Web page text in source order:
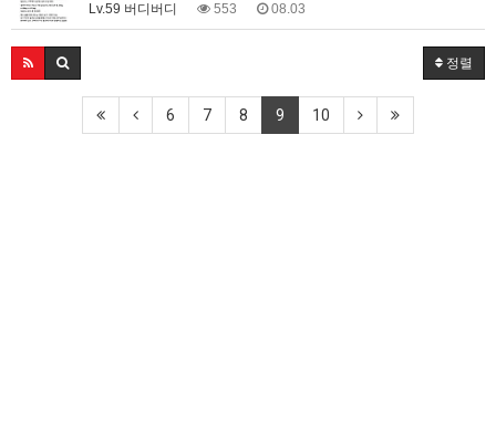
Lv.59 버디버디 553 08.03
정렬
6 7 8 9 10